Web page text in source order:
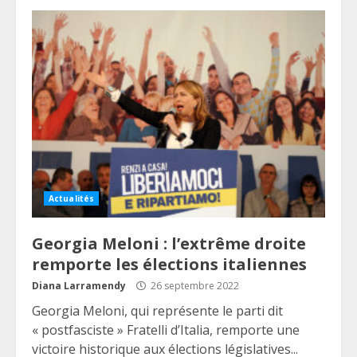
Actualités
Georgia Meloni : l’extrême droite
remporte les élections italiennes
Diana Larramendy 26 septembre 2022
Georgia Meloni, qui représente le parti dit
« postfasciste » Fratelli d’Italia, remporte une
victoire historique aux élections législatives...